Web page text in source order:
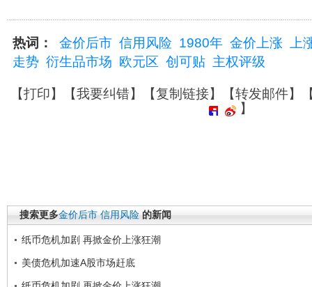
热词： 金价后市 信用风险 1980年 金价上涨
上
走势 衍生品市场 欧元区 创可贴 主权评级
【打印】【我要纠错】【复制链接】【转发邮件】
】
搜索更多金价后市 信用风险 的新闻
纸币危机加剧 再掀金价上涨狂潮
美债危机加速A股市场赶底